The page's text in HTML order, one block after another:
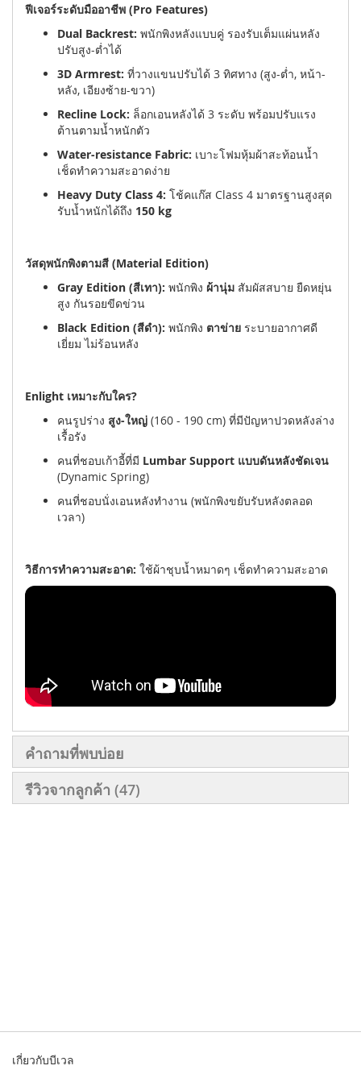
ฟีเจอร์ระดับมืออาชีพ (Pro Features)
Dual Backrest: พนักพิงหลังแบบคู่ รองรับเต็มแผ่นหลัง
ปรับสูง-ต่ำได้
3D Armrest: ที่วางแขนปรับได้ 3 ทิศทาง (สูง-ต่ำ, หน้า-
หลัง, เอียงซ้าย-ขวา)
Recline Lock: ล็อกเอนหลังได้ 3 ระดับ พร้อมปรับแรง
ต้านตามน้ำหนักตัว
Water-resistance Fabric: เบาะโฟมหุ้มผ้าสะท้อนน้ำ
เช็ดทำความสะอาดง่าย
Heavy Duty Class 4: โช้คแก๊ส Class 4 มาตรฐานสูงสุด
รับน้ำหนักได้ถึง 150 kg
วัสดุพนักพิงตามสี (Material Edition)
Gray Edition (สีเทา): พนักพิง ผ้านุ่ม สัมผัสสบาย ยืดหยุ่น
สูง กันรอยขีดข่วน
Black Edition (สีดำ): พนักพิง ตาข่าย ระบายอากาศดี
เยี่ยม ไม่ร้อนหลัง
Enlight เหมาะกับใคร?
คนรูปร่าง สูง-ใหญ่ (160 - 190 cm) ที่มีปัญหาปวดหลังล่าง
เรื้อรัง
คนที่ชอบเก้าอี้ที่มี Lumbar Support แบบดันหลังชัดเจน
(Dynamic Spring)
คนที่ชอบนั่งเอนหลังทำงาน (พนักพิงขยับรับหลังตลอด
เวลา)
วิธีการทำความสะอาด: ใช้ผ้าชุบน้ำหมาดๆ เช็ดทำความสะอาด
คำถามที่พบบ่อย
รีวิวจากลูกค้า 47
เกี่ยวกับบีเวล